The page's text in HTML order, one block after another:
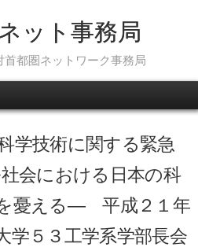
ット事務局
首都圏ネットワーク事務局
学技術に関する緊急
会における日本の科
憂える― 平成２１年
学５３工学系学部長会